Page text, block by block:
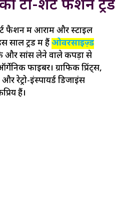
टी-शर्ट फैशन ट्रेंड
फैशन में आराम और स्टाइल
साल ट्रेंड में हैं ओवरसाइज़्ड
और सांस लेने वाले कपड़ों से
फाइबर। ग्राफिक प्रिंट्स,
रेट्रो-इंस्पायर्ड डिजाइंस
हैं।